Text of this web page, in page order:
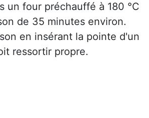
un four préchauffé à 180 °C
de 35 minutes environ.
en insérant la pointe d'un
ressortir propre.